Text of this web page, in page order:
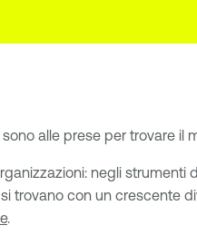
alle prese per trovare
negli
trovano con un crescente
.